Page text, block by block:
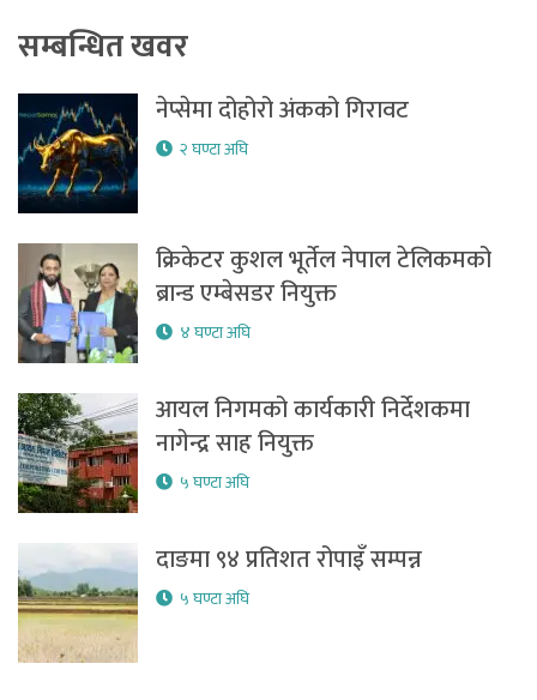
सम्बन्धित खवर
नेप्सेमा दोहोरो अंकको गिरावट
२ घण्टा अघि
क्रिकेटर कुशल भूर्तेल नेपाल टेलिकमको
ब्रान्ड एम्बेसडर नियुक्त
४ घण्टा अघि
आयल निगमको कार्यकारी निर्देशकमा
नागेन्द्र साह नियुक्त
५ घण्टा अघि
दाङमा ९४ प्रतिशत रोपाइँ सम्पन्न
५ घण्टा अघि